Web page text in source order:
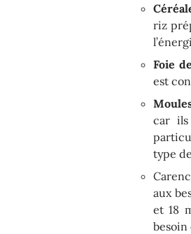
riz
Foie
est
car ils
type
aux
et 18
besoin